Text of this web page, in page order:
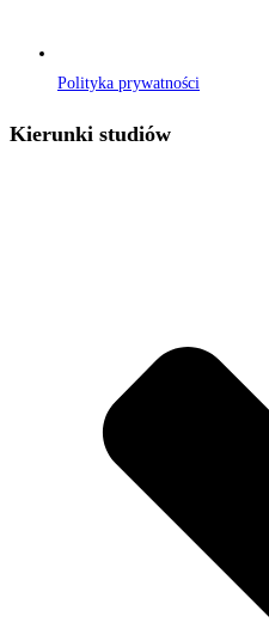
Polityka prywatności
Kierunki studiów